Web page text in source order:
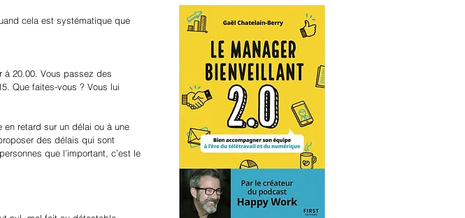
cela est systématique que
à 20.00. Vous passez des
Que faites-vous ? Vous lui
retard sur un délai ou à une
des délais qui sont
que l’important, c’est le